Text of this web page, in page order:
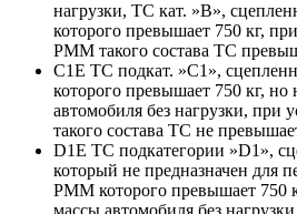
нагрузки, ТС кат. »В»,
которого превышает 750 кг,
РММ такого состава ТС
C1E ТС подкат. »С1»,
которого превышает 750 кг,
автомобиля без нагрузки,
такого состава ТС не
D1E ТС подкатегории »D1»,
который не предназначен для
РММ которого превышает 750
массы автомобиля без